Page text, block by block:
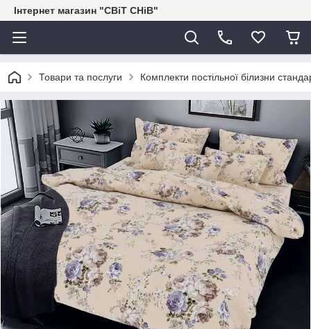
Інтернет магазин "СВіТ СНіВ"
Товари та послуги Комплекти постільної білизни